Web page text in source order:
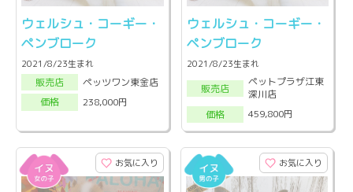
ウェルシュ・コーギー・
ペンブローク
2021/8/23生まれ
販売店
ペッツワン東金店
価格
238,000円
ウェルシュ・コーギー・
ペンブローク
2021/8/23生まれ
販売店
ペットプラザ江東
深川店
価格
459,800円
お気に入り お気に入り